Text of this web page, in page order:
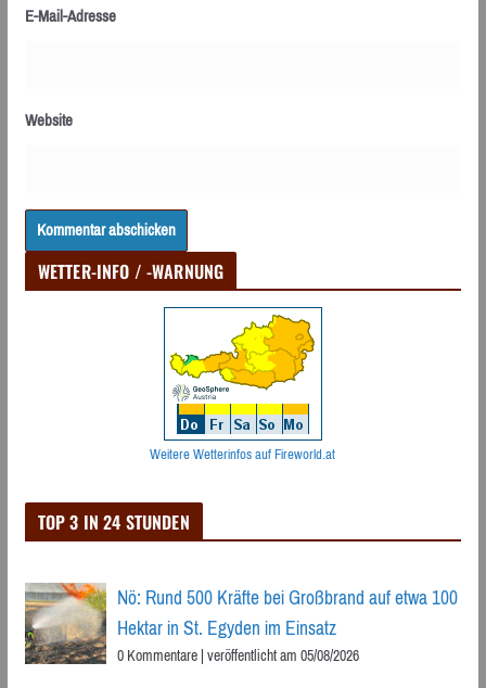
E-Mail-Adresse
Website
WETTER-INFO / -WARNUNG
Weitere Wetterinfos auf Fireworld.at
TOP 3 IN 24 STUNDEN
Nö: Rund 500 Kräfte bei Großbrand auf etwa 100
Hektar in St. Egyden im Einsatz
0 Kommentare|veröffentlicht am 05/08/2026